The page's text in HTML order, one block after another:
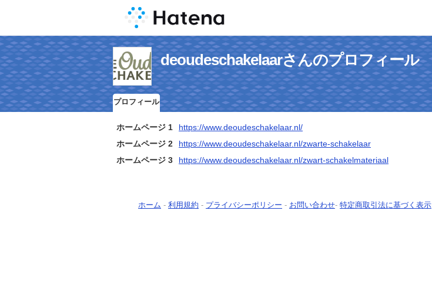
deoudeschakelaarさんのプロフィール
プロフィール
ホームページ 1
https://www.deoudeschakelaar.nl/
ホームページ 2
https://www.deoudeschakelaar.nl/zwarte-schakelaar
ホームページ 3
https://www.deoudeschakelaar.nl/zwart-schakelmateriaal
ホーム - 利用規約 - プライバシーポリシー - お問い合わせ- 特定商取引法に基づく表示